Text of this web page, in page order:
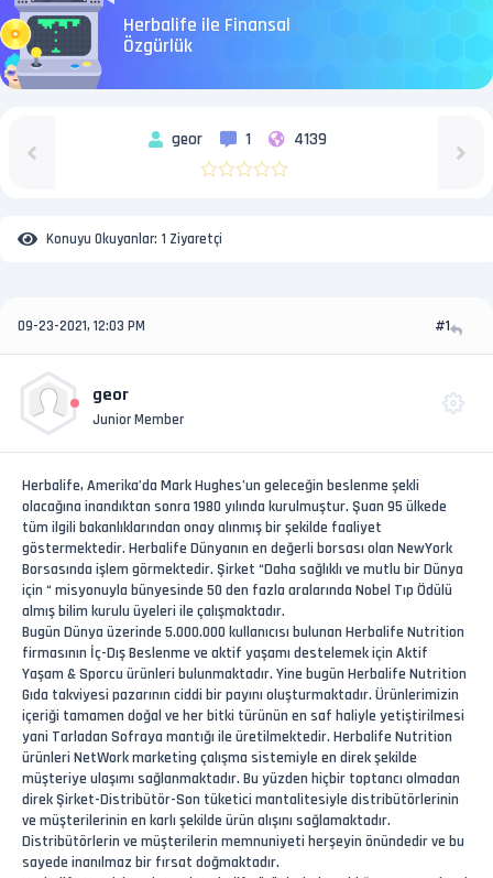
Herbalife ile Finansal
Özgürlük
geor 1 4139
Konuyu Okuyanlar: 1 Ziyaretçi
09-23-2021, 12:03 PM #1
geor
Junior Member
Herbalife, Amerika’da Mark Hughes’un geleceğin beslenme şekli
olacağına inandıktan sonra 1980 yılında kurulmuştur. Şuan 95 ülkede
tüm ilgili bakanlıklarından onay alınmış bir şekilde faaliyet
göstermektedir. Herbalife Dünyanın en değerli borsası olan NewYork
Borsasında işlem görmektedir. Şirket “Daha sağlıklı ve mutlu bir Dünya
için “ misyonuyla bünyesinde 50 den fazla aralarında Nobel Tıp Ödülü
almış bilim kurulu üyeleri ile çalışmaktadır.
Bugün Dünya üzerinde 5.000.000 kullanıcısı bulunan Herbalife Nutrition
firmasının İç-Dış Beslenme ve aktif yaşamı destelemek için Aktif
Yaşam & Sporcu ürünleri bulunmaktadır. Yine bugün Herbalife Nutrition
Gıda takviyesi pazarının ciddi bir payını oluşturmaktadır. Ürünlerimizin
içeriği tamamen doğal ve her bitki türünün en saf haliyle yetiştirilmesi
yani Tarladan Sofraya mantığı ile üretilmektedir. Herbalife Nutrition
ürünleri NetWork marketing çalışma sistemiyle en direk şekilde
müşteriye ulaşımı sağlanmaktadır. Bu yüzden hiçbir toptancı olmadan
direk Şirket-Distribütör-Son tüketici mantalitesiyle distribütörlerinin
ve müşterilerinin en karlı şekilde ürün alışını sağlamaktadır.
Distribütörlerin ve müşterilerin memnuniyeti herşeyin önündedir ve bu
sayede inanılmaz bir fırsat doğmaktadır.